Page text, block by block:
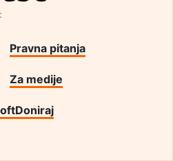
Pravna pitanja
Za medije
Doniraj